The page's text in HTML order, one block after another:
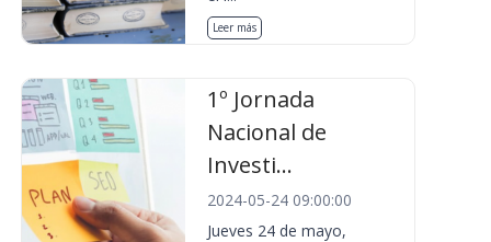
Leer más
1º Jornada
Nacional de
Investi...
2024-05-24 09:00:00
Jueves 24 de mayo,